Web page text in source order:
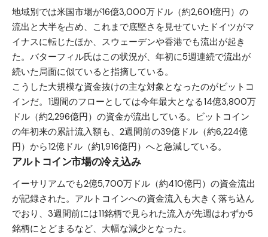
地域別では米国市場が16億3,000万ドル（約2,601億円）の
流出と大半を占め、これまで底堅さを見せていたドイツがマ
イナスに転じたほか、スウェーデンや香港でも流出が起き
た。バターフィル氏はこの状況が、年初に5週連続で流出が
続いた局面に似ていると指摘している。
こうした大規模な資金抜けの主な対象となったのがビットコ
インだ。1週間のフローとしては今年最大となる14億3,800万
ドル（約2,296億円）の資金が流出している。ビットコイン
の年初来の累計流入額も、2週間前の39億ドル（約6,224億
円）から12億ドル（約1,916億円）へと急減している。
アルトコイン市場の冷え込み
イーサリアムでも2億5,700万ドル（約410億円）の資金流出
が記録された。アルトコインへの資金流入も大きく落ち込ん
でおり、3週間前には11銘柄で見られた流入が先週はわずか5
銘柄にとどまるなど、大幅な減少となった。